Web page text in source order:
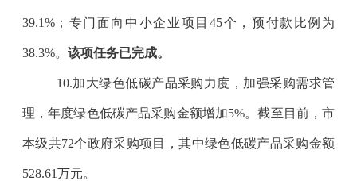
39.1%；专门面向中小企业项目 45个，预付款比例为
38.3%。 该项任务已完成。
10.加大绿色低碳产品采购力度，加强采购需求管
理，年度绿色低碳产品采购金额增加5%。截至目前，市
本级共72个政府采购项目，其中绿色低碳产品采购金额
528.61万元。